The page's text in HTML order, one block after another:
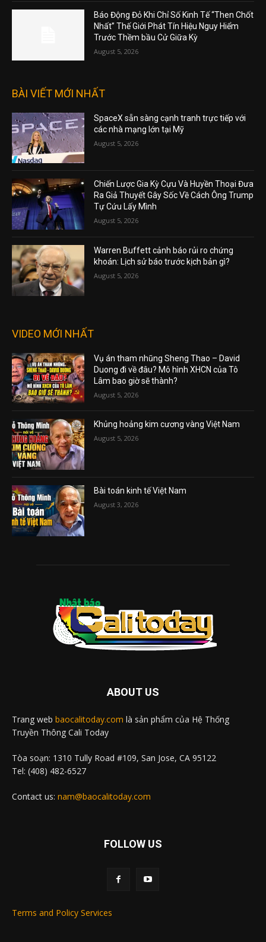
Báo Động Đỏ Khi Chỉ Số Kinh Tế “Then Chốt
Nhất” Thế Giới Phát Tín Hiệu Nguy Hiểm
Trước Thềm bầu Cử Giữa Kỳ
August 5, 2026
BÀI VIẾT MỚI NHẤT
SpaceX sẵn sàng cạnh tranh trực tiếp với
các nhà mạng lớn tại Mỹ
August 5, 2026
Chiến Lược Gia Kỳ Cựu Và Huyền Thoại Đưa
Ra Giả Thuyết Gây Sốc Về Cách Ông Trump
Tự Cứu Lấy Mình
August 5, 2026
Warren Buffett cảnh báo rủi ro chứng
khoán: Lịch sử báo trước kịch bản gì?
August 5, 2026
VIDEO MỚI NHẤT
Vụ án tham nhũng Sheng Thao – David
Duong đi về đâu? Mô hình XHCN của Tô
Lâm bao giờ sẽ thành?
August 5, 2026
Khủng hoảng kim cương vàng Việt Nam
August 5, 2026
Bài toán kinh tế Việt Nam
August 3, 2026
ABOUT US
Trang web baocalitoday.com là sản phẩm của Hệ Thống
Truyền Thông Cali Today
Tòa soạn: 1310 Tully Road #109, San Jose, CA 95122
Tel: (408) 482-6527
Contact us: nam@baocalitoday.com
FOLLOW US
Terms and Policy Services